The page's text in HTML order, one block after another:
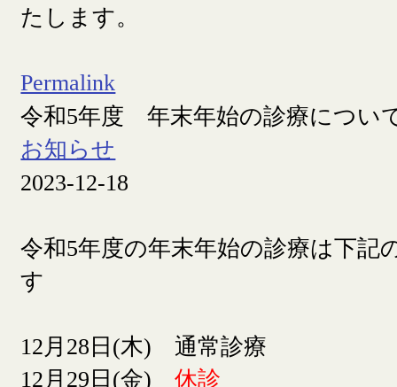
たします。
Permalink
令和5年度 年末年始の診療につい
お知らせ
2023-12-18
令和5年度の年末年始の診療は下記
す
12月28日(木) 通常診療
12月29日(金)休診